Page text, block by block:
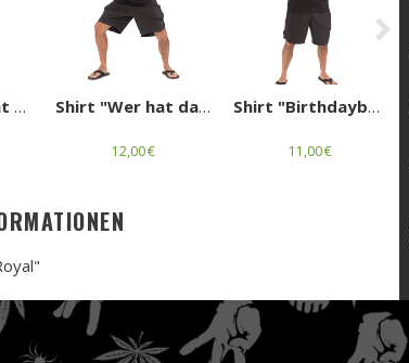
Girlie - "Wer hat das Gras weggeraucht" Shirt "Wer hat das Gras weggeraucht"
12,00 €
Shirt "Birthdaybash"
11,00 €